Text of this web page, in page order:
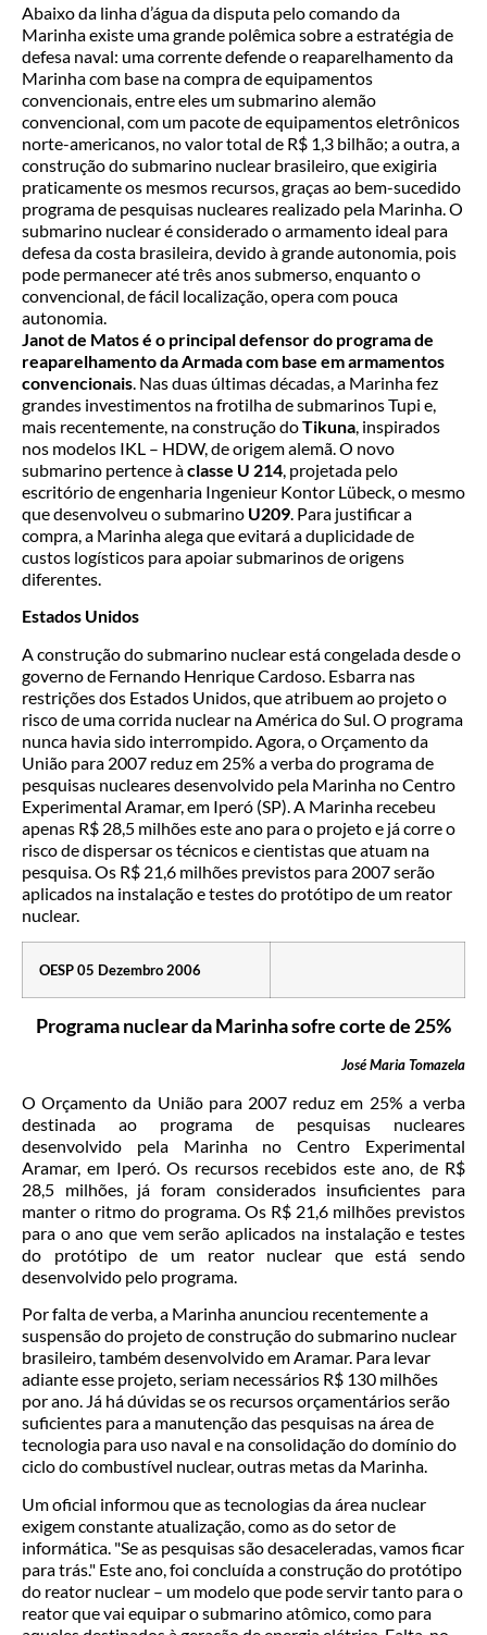
Abaixo da linha d’água da disputa pelo comando da
Marinha existe uma grande polêmica sobre a estratégia de
defesa naval: uma corrente defende o reaparelhamento da
Marinha com base na compra de equipamentos
convencionais, entre eles um submarino alemão
convencional, com um pacote de equipamentos eletrônicos
norte-americanos, no valor total de R$ 1,3 bilhão; a outra, a
construção do submarino nuclear brasileiro, que exigiria
praticamente os mesmos recursos, graças ao bem-sucedido
programa de pesquisas nucleares realizado pela Marinha. O
submarino nuclear é considerado o armamento ideal para
defesa da costa brasileira, devido à grande autonomia, pois
pode permanecer até três anos submerso, enquanto o
convencional, de fácil localização, opera com pouca
autonomia.
Janot de Matos é o principal defensor do programa de
reaparelhamento da Armada com base em armamentos
convencionais. Nas duas últimas décadas, a Marinha fez
grandes investimentos na frotilha de submarinos Tupi e,
mais recentemente, na construção doTikuna, inspirados
nos modelos IKL – HDW, de origem alemã. O novo
submarino pertence àclasse U 214, projetada pelo
escritório de engenharia Ingenieur Kontor Lübeck, o mesmo
que desenvolveu o submarino U209. Para justificar a
compra, a Marinha alega que evitará a duplicidade de
custos logísticos para apoiar submarinos de origens
diferentes.
Estados Unidos
A construção do submarino nuclear está congelada desde o
governo de Fernando Henrique Cardoso. Esbarra nas
restrições dos Estados Unidos, que atribuem ao projeto o
risco de uma corrida nuclear na América do Sul. O programa
nunca havia sido interrompido. Agora, o Orçamento da
União para 2007 reduz em 25% a verba do programa de
pesquisas nucleares desenvolvido pela Marinha no Centro
Experimental Aramar, em Iperó (SP). A Marinha recebeu
apenas R$ 28,5 milhões este ano para o projeto e já corre o
risco de dispersar os técnicos e cientistas que atuam na
pesquisa. Os R$ 21,6 milhões previstos para 2007 serão
aplicados na instalação e testes do protótipo de um reator
nuclear.
OESP 05 Dezembro 2006
Programa nuclear da Marinha sofre corte de 25%
José Maria Tomazela
O Orçamento da União para 2007 reduz em 25% a verba
destinada ao programa de pesquisas nucleares
desenvolvido pela Marinha no Centro Experimental
Aramar, em Iperó. Os recursos recebidos este ano, de R$
28,5 milhões, já foram considerados insuficientes para
manter o ritmo do programa. Os R$ 21,6 milhões previstos
para o ano que vem serão aplicados na instalação e testes
do protótipo de um reator nuclear que está sendo
desenvolvido pelo programa.
Por falta de verba, a Marinha anunciou recentemente a
suspensão do projeto de construção do submarino nuclear
brasileiro, também desenvolvido em Aramar. Para levar
adiante esse projeto, seriam necessários R$ 130 milhões
por ano. Já há dúvidas se os recursos orçamentários serão
suficientes para a manutenção das pesquisas na área de
tecnologia para uso naval e na consolidação do domínio do
ciclo do combustível nuclear, outras metas da Marinha.
Um oficial informou que as tecnologias da área nuclear
exigem constante atualização, como as do setor de
informática. "Se as pesquisas são desaceleradas, vamos ficar
para trás." Este ano, foi concluída a construção do protótipo
do reator nuclear – um modelo que pode servir tanto para o
reator que vai equipar o submarino atômico, como para